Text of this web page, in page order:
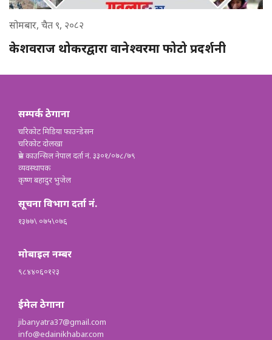
सोमबार, चैत ९, २०८२
केशवराज थोकरद्वारा वानेश्वरमा फोटो प्रदर्शनी
सम्पर्क ठेगाना
चरिकोट मिडिया फाउन्डेसन
चरिकोट दोलखा
प्रेस काउन्सिल नेपाल दर्ता नं. ३३०१/०७८/७९
व्यवस्थापक
कृष्ण बहादुर भुजेल
सूचना विभाग दर्ता नं.
१३७७\ ०७५\०७६
मोबाइल नम्बर
९८४४०६०१२३
ईमेल ठेगाना
jibanyatra37@gmail.com
info@edainikhabar.com